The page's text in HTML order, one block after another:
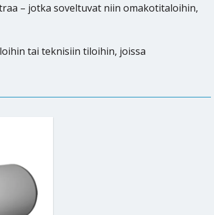
– jotka soveltuvat niin omakotitaloihin,
tai teknisiin tiloihin, joissa